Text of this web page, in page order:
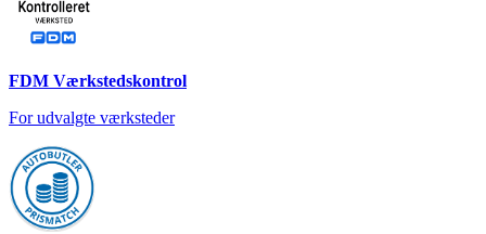
FDM Værkstedskontrol
For udvalgte værksteder